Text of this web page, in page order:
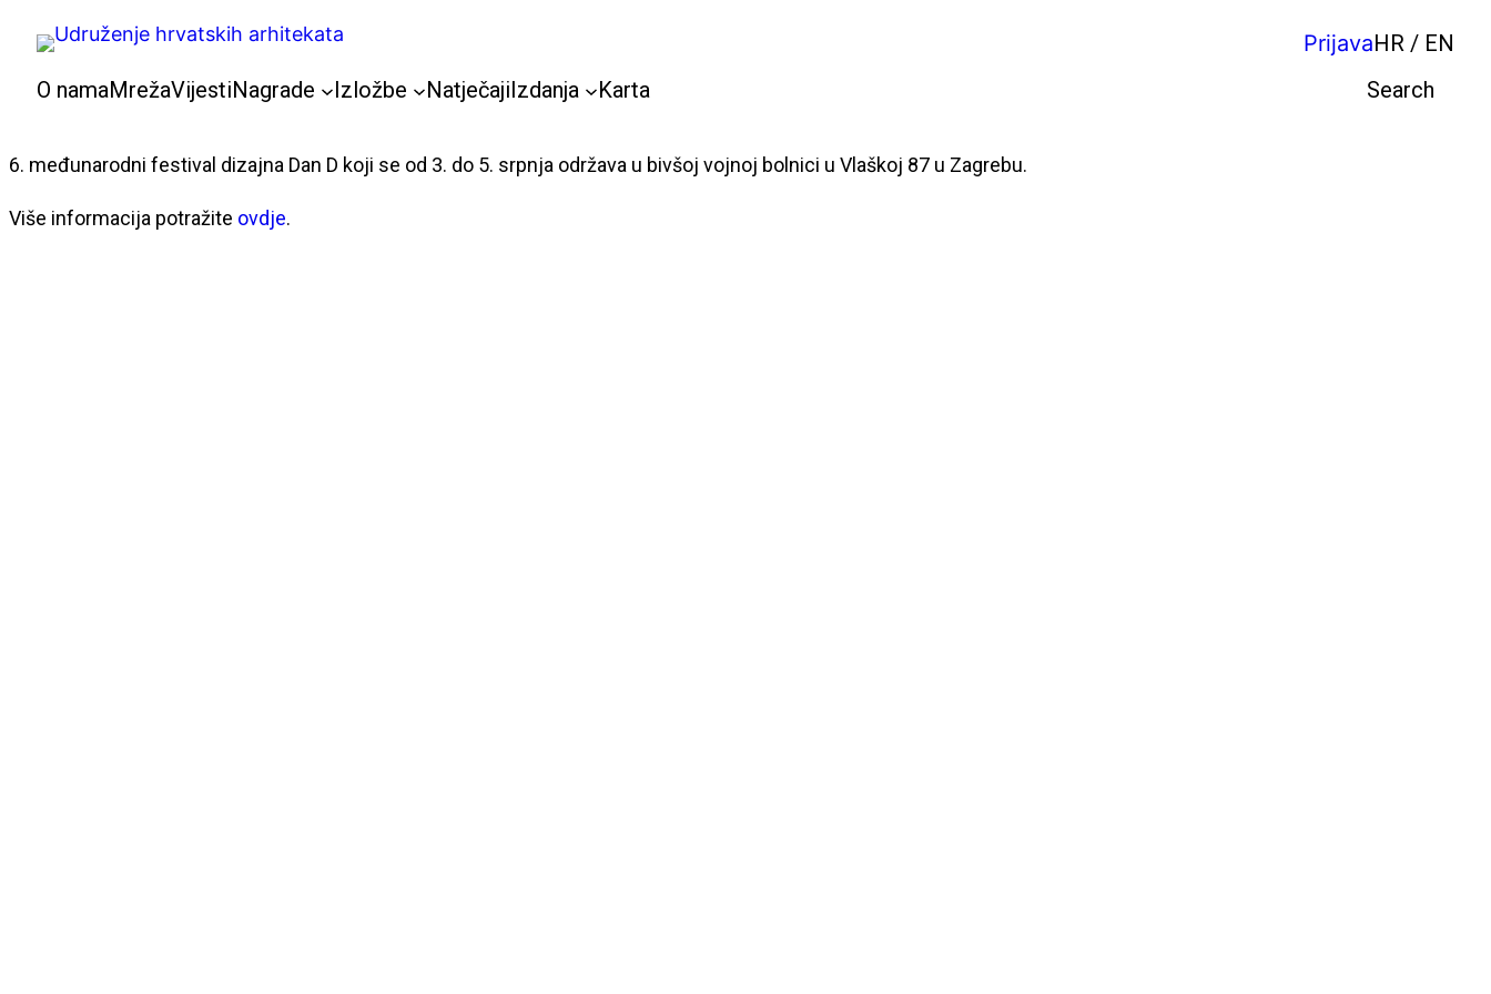
Skoči
sadržaja
PrijavaHR / EN
O namaMrežaVijestiNagrade Izložbe NatječajiIzdanja Karta
6. međunarodni festival dizajna Dan D koji se od 3. do 5. srpnja održava u bivšoj vojnoj bolnici u Vlaškoj 87 u Zagrebu.
Više informacija potražite ovdje.